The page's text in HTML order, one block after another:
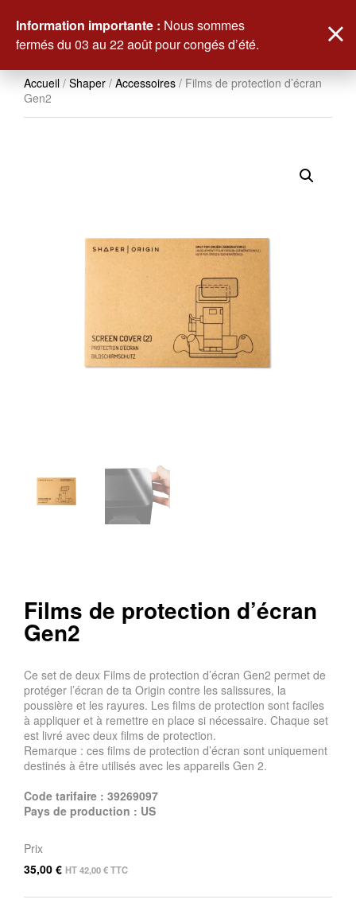
Accueil / Shaper / Accessoires / Films de protection d’écran
Gen2
Films de protection d’écran
Gen2
Ce set de deux Films de protection d’écran Gen2 permet de
protéger l’écran de ta Origin contre les salissures, la
poussière et les rayures. Les films de protection sont faciles
à appliquer et à remettre en place si nécessaire. Chaque set
est livré avec deux films de protection.
Remarque : ces films de protection d’écran sont uniquement
destinés à être utilisés avec les appareils Gen 2.
Code tarifaire : 39269097
Pays de production : US
Prix
35,00 € HT42,00€TTC
Information importante : Nous sommes
fermés du 03 au 22 août pour congés d’été.